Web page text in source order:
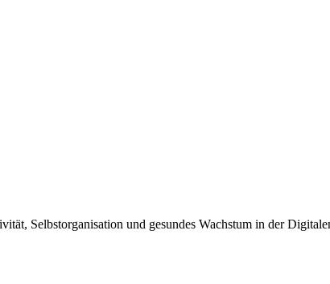
Selbstorganisation und gesundes Wachstum in der